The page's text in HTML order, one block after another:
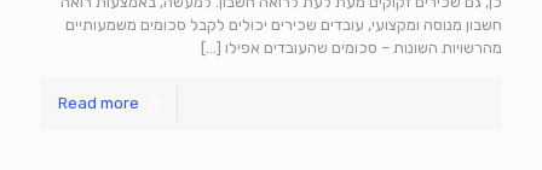
חשבון מנוסה ומקצועי, עובדים שכירים יכולים לקבל סכומים משמעותיים
מהרשויות השונות – סכומים שהעובדים אפילו […]
Read more